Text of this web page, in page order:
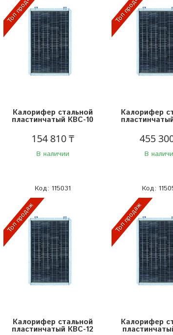
Топ продаж
Калорифер стальной
пластинчатый КВС-10
154 810 ₸
В наличии
Топ продаж
Калорифер
455
В
115031
Топ продаж
Калорифер стальной
пластинчатый КВС-12
Топ продаж
Калорифер